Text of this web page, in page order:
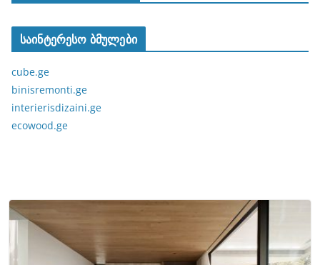
საინტერესო ბმულები
cube.ge
binisremonti.ge
interierisdizaini.ge
ecowood.ge